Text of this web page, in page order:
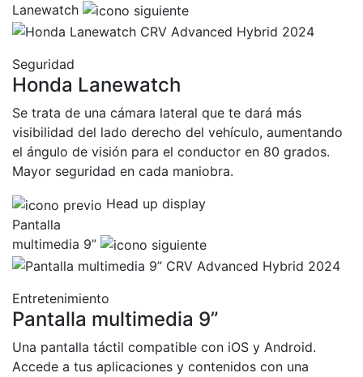
Lanewatch
Seguridad
Honda Lanewatch
Se trata de una cámara lateral que te dará más
visibilidad del lado derecho del vehículo, aumentando
el ángulo de visión para el conductor en 80 grados.
Mayor seguridad en cada maniobra.
Head up display
Pantalla
multimedia 9”
Entretenimiento
Pantalla multimedia 9”
Una pantalla táctil compatible con iOS y Android.
Accede a tus aplicaciones y contenidos con una